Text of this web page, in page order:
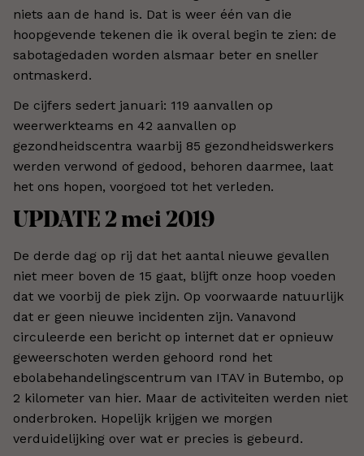
niets aan de hand is. Dat is weer één van die
hoopgevende tekenen die ik overal begin te zien: de
sabotagedaden worden alsmaar beter en sneller
ontmaskerd.
De cijfers sedert januari: 119 aanvallen op
weerwerkteams en 42 aanvallen op
gezondheidscentra waarbij 85 gezondheidswerkers
werden verwond of gedood, behoren daarmee, laat
het ons hopen, voorgoed tot het verleden.
UPDATE 2 mei 2019
De derde dag op rij dat het aantal nieuwe gevallen
niet meer boven de 15 gaat, blijft onze hoop voeden
dat we voorbij de piek zijn. Op voorwaarde natuurlijk
dat er geen nieuwe incidenten zijn. Vanavond
circuleerde een bericht op internet dat er opnieuw
geweerschoten werden gehoord rond het
ebolabehandelingscentrum van ITAV in Butembo, op
2 kilometer van hier. Maar de activiteiten werden niet
onderbroken. Hopelijk krijgen we morgen
verduidelijking over wat er precies is gebeurd.